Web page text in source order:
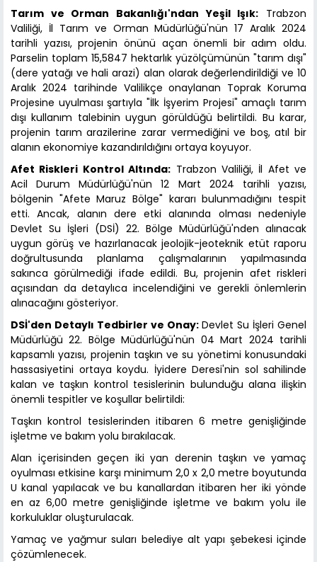
Tarım ve Orman Bakanlığı'ndan Yeşil Işık: Trabzon
Valiliği, İl Tarım ve Orman Müdürlüğü'nün 17 Aralık 2024
tarihli yazısı, projenin önünü açan önemli bir adım oldu.
Parselin toplam 15,5847 hektarlık yüzölçümünün "tarım dışı"
(dere yatağı ve hali arazi) alan olarak değerlendirildiği ve 10
Aralık 2024 tarihinde Valilikçe onaylanan Toprak Koruma
Projesine uyulması şartıyla "İlk İşyerim Projesi" amaçlı tarım
dışı kullanım talebinin uygun görüldüğü belirtildi. Bu karar,
projenin tarım arazilerine zarar vermediğini ve boş, atıl bir
alanın ekonomiye kazandırıldığını ortaya koyuyor.
Afet Riskleri Kontrol Altında: Trabzon Valiliği, İl Afet ve
Acil Durum Müdürlüğü'nün 12 Mart 2024 tarihli yazısı,
bölgenin "Afete Maruz Bölge" kararı bulunmadığını tespit
etti. Ancak, alanın dere etki alanında olması nedeniyle
Devlet Su İşleri (DSİ) 22. Bölge Müdürlüğü'nden alınacak
uygun görüş ve hazırlanacak jeolojik-jeoteknik etüt raporu
doğrultusunda planlama çalışmalarının yapılmasında
sakınca görülmediği ifade edildi. Bu, projenin afet riskleri
açısından da detaylıca incelendiğini ve gerekli önlemlerin
alınacağını gösteriyor.
DSİ'den Detaylı Tedbirler ve Onay:Devlet Su İşleri Genel
Müdürlüğü 22. Bölge Müdürlüğü'nün 04 Mart 2024 tarihli
kapsamlı yazısı, projenin taşkın ve su yönetimi konusundaki
hassasiyetini ortaya koydu. İyidere Deresi'nin sol sahilinde
kalan ve taşkın kontrol tesislerinin bulunduğu alana ilişkin
önemli tespitler ve koşullar belirtildi:
Taşkın kontrol tesislerinden itibaren 6 metre genişliğinde
işletme ve bakım yolu bırakılacak.
Alan içerisinden geçen iki yan derenin taşkın ve yamaç
oyulması etkisine karşı minimum 2,0 x 2,0 metre boyutunda
U kanal yapılacak ve bu kanallardan itibaren her iki yönde
en az 6,00 metre genişliğinde işletme ve bakım yolu ile
korkuluklar oluşturulacak.
Yamaç ve yağmur suları belediye alt yapı şebekesi içinde
çözümlenecek.